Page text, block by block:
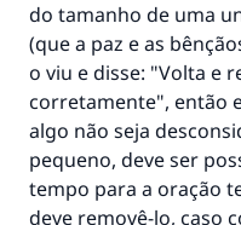
do tamanho de uma
(que a paz e as
o viu e disse: "Volta e
corretamente", então
algo não seja
pequeno, deve ser
tempo para a oração
deve removê-lo, caso